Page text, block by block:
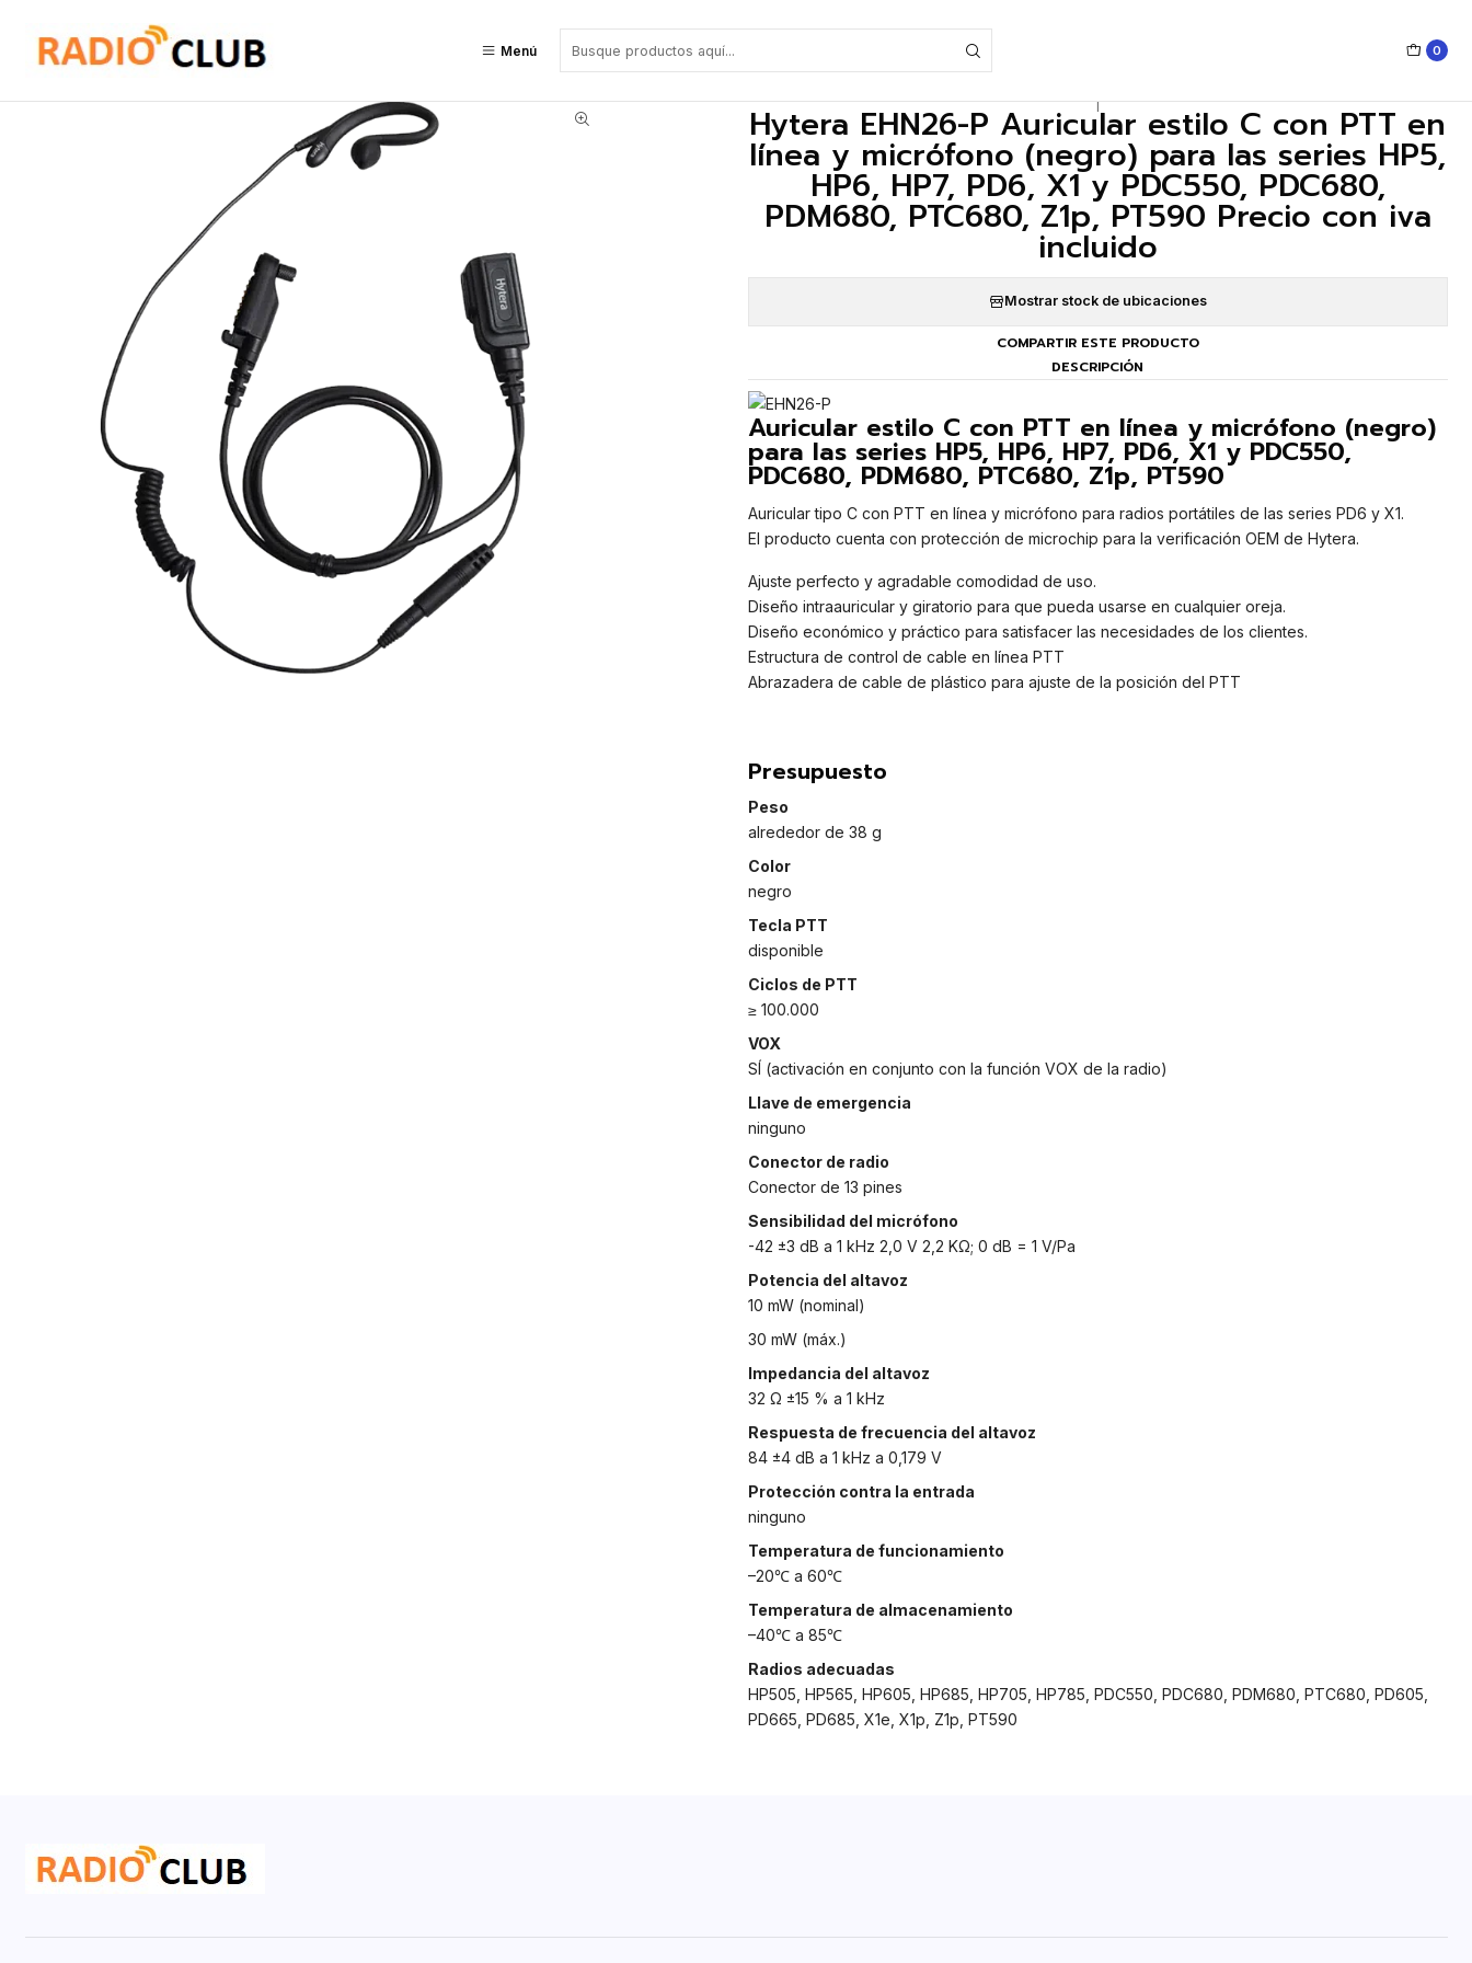
Menú 0
Accesorios equipos portátiles
Hytera EHN26-P Auricular estilo C con PTT en línea y micrófono (negro) para las series HP5, HP6, HP7, PD6, X1 y PDC550, PDC680, PDM680, PTC680, Z1p, PT590 Precio con iva incluido
|
Hytera EHN26-P Auricular estilo C con PTT en
línea y micrófono (negro) para las series HP5,
HP6, HP7, PD6, X1 y PDC550, PDC680,
PDM680, PTC680, Z1p, PT590 Precio con iva
incluido
Mostrar stock de ubicaciones
COMPARTIR ESTE PRODUCTO
DESCRIPCIÓN
Auricular estilo C con PTT en línea y micrófono (negro)
para las series HP5, HP6, HP7, PD6, X1 y PDC550,
PDC680, PDM680, PTC680, Z1p, PT590
Auricular tipo C con PTT en línea y micrófono para radios portátiles de las series PD6 y X1.
El producto cuenta con protección de microchip para la verificación OEM de Hytera.
Ajuste perfecto y agradable comodidad de uso.
Diseño intraauricular y giratorio para que pueda usarse en cualquier oreja.
Diseño económico y práctico para satisfacer las necesidades de los clientes.
Estructura de control de cable en línea PTT
Abrazadera de cable de plástico para ajuste de la posición del PTT
Presupuesto
Peso
alrededor de 38 g
Color
negro
Tecla PTT
disponible
Ciclos de PTT
≥ 100.000
VOX
SÍ (activación en conjunto con la función VOX de la radio)
Llave de emergencia
ninguno
Conector de radio
Conector de 13 pines
Sensibilidad del micrófono
-42 ±3 dB a 1 kHz 2,0 V 2,2 KΩ; 0 dB = 1 V/Pa
Potencia del altavoz
10 mW (nominal)
30 mW (máx.)
Impedancia del altavoz
32 Ω ±15 % a 1 kHz
Respuesta de frecuencia del altavoz
84 ±4 dB a 1 kHz a 0,179 V
Protección contra la entrada
ninguno
Temperatura de funcionamiento
–20℃ a 60℃
Temperatura de almacenamiento
–40℃ a 85℃
Radios adecuadas
HP505, HP565, HP605, HP685, HP705, HP785, PDC550, PDC680, PDM680, PTC680, PD605,
PD665, PD685, X1e, X1p, Z1p, PT590